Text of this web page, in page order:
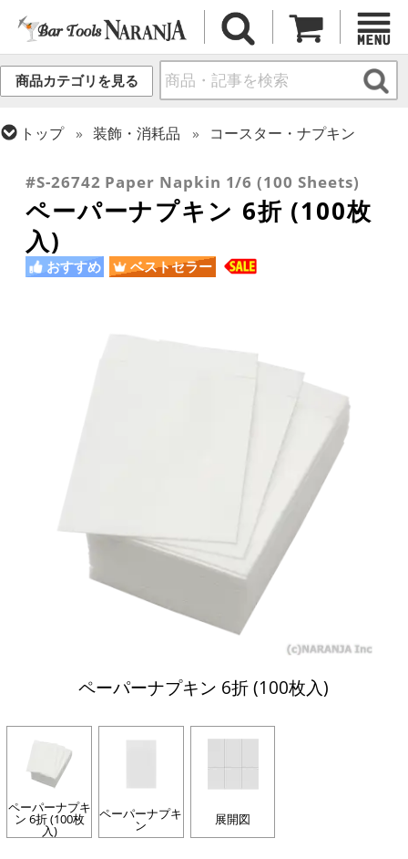
商品カテゴリを見る
トップ 装飾・消耗品
コースター・ナプキン
#S-26742 Paper Napkin 1/6 (100 Sheets)
ペーパーナプキン 6折 (100枚
入)
おすすめ ベストセラー
ペーパーナプキン 6折 (100枚入)
ペーパーナプキ
ン 6折 (100枚
入)
ペーパーナプキ
ン 展開図